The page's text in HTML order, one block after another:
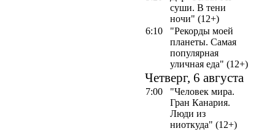
суши. В тени
ночи" (12+)
6:10
"Рекорды моей
планеты. Самая
популярная
уличная еда" (12+)
Четверг, 6 августа
7:00
"Человек мира.
Гран Канария.
Люди из
ниоткуда" (12+)